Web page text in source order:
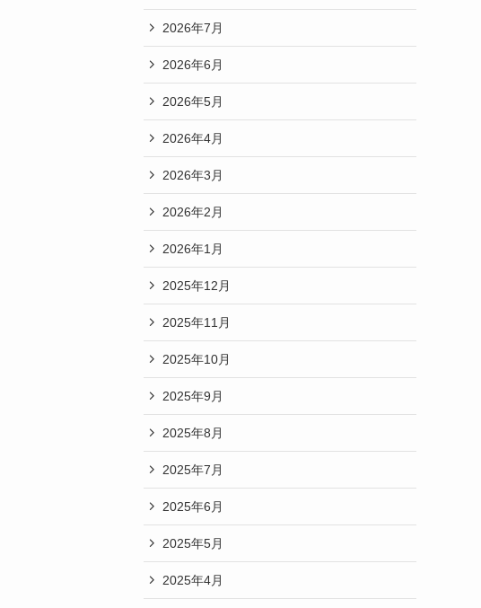
2026年7月
2026年6月
2026年5月
2026年4月
2026年3月
2026年2月
2026年1月
2025年12月
2025年11月
2025年10月
2025年9月
2025年8月
2025年7月
2025年6月
2025年5月
2025年4月